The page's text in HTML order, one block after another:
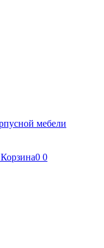
Корзина0 0